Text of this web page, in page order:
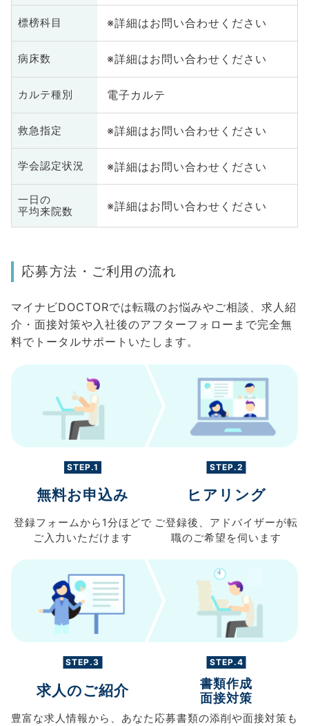
標榜科目 ※詳細はお問い合わせください
病床数 ※詳細はお問い合わせください
カルテ種別 電子カルテ
救急指定 ※詳細はお問い合わせください
学会認定状況 ※詳細はお問い合わせください
一日の
平均来院数
※詳細はお問い合わせください
応募方法・ご利用の流れ
マイナビDOCTORでは転職のお悩みやご相談、求人紹
介・面接対策や入社後のアフターフォローまで完全無
料でトータルサポートいたします。
STEP.1
無料お申込み
登録フォームから 1分ほどで
ご入力 いただけます
STEP.2
ヒアリング
ご登録後、 アドバイザーが転
職のご希望を伺います
STEP.3
求人のご紹介
豊富な求人情報から、 あなた
STEP.4
書類作成
面接対策
応募書類の添削や面接対策も